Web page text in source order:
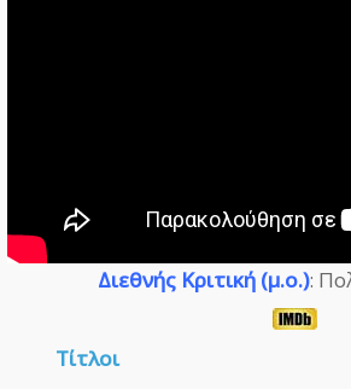
Διεθνής Κριτική (μ.ο.):
Τίτλοι